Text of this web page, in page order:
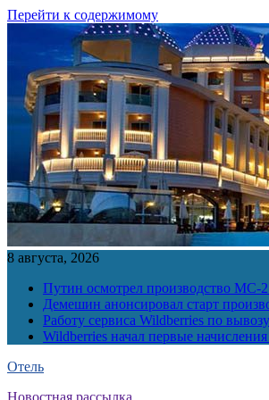
Перейти к содержимому
8 августа, 2026
Путин осмотрел производство МС-
Демешин анонсировал старт
Работу сервиса Wildberries по
Wildberries начал первые
Отель
Новостная рассылка